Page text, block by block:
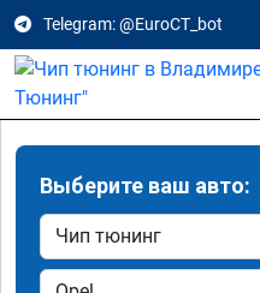
Telegram: @EuroCT_bot
Выберите ваш авто: